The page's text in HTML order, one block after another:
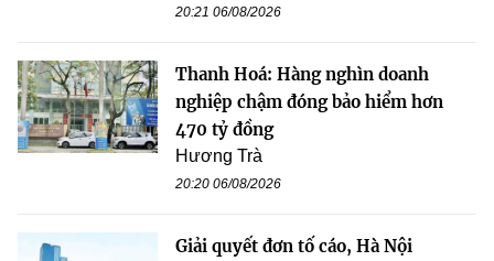
20:21 06/08/2026
Thanh Hoá: Hàng nghìn doanh
nghiệp chậm đóng bảo hiểm hơn
470 tỷ đồng
Hương Trà
20:20 06/08/2026
Giải quyết đơn tố cáo, Hà Nội